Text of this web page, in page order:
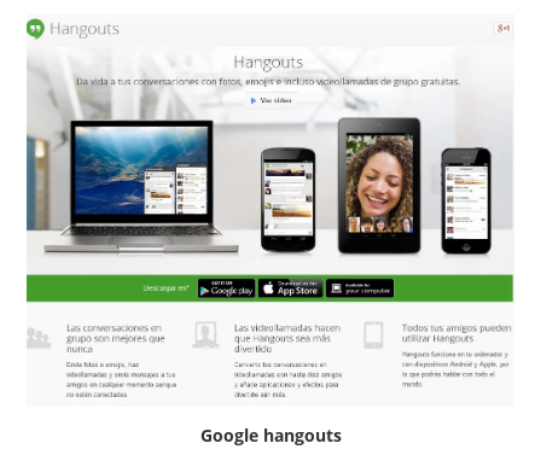
Google hangouts